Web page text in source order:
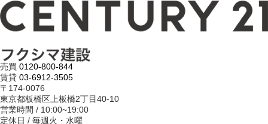
売買 0120-800-844
賃貸 03-6912-3505
〒174-0076
東京都板橋区上板橋2丁目40-10
営業時間 / 10:00~19:00
定休日 / 毎週火・水曜